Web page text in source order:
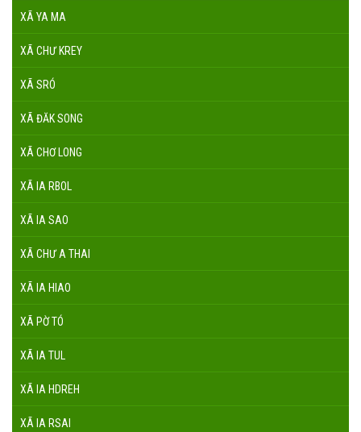
XÃ YA MA
XÃ CHƯ KREY
XÃ SRÓ
XÃ ĐĂK SONG
XÃ CHƠ LONG
XÃ IA RBOL
XÃ IA SAO
XÃ CHƯ A THAI
XÃ IA HIAO
XÃ PỜ TÓ
XÃ IA TUL
XÃ IA HDREH
XÃ IA RSAI